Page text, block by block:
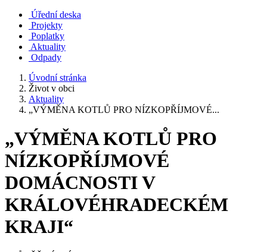
Úřední deska
Projekty
Poplatky
Aktuality
Odpady
Úvodní stránka
Život v obci
Aktuality
„VÝMĚNA KOTLŮ PRO NÍZKOPŘÍJMOVÉ...
„VÝMĚNA KOTLŮ PRO
NÍZKOPŘÍJMOVÉ
DOMÁCNOSTI V
KRÁLOVÉHRADECKÉM
KRAJI“